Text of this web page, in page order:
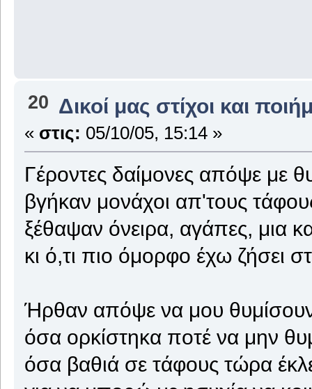
20 Δικοί μας στίχοι και
« στις: 05/10/05, 15:14 »
Γέροντες δαίμονες απόψε με
βγήκαν μονάχοι απ'τους
ξέθαψαν όνειρα, αγάπες, μια
κι ό,τι πιο όμορφο έχω ζήσει
Ήρθαν απόψε να μου
όσα ορκίστηκα ποτέ να μην
όσα βαθιά σε τάφους τώρα